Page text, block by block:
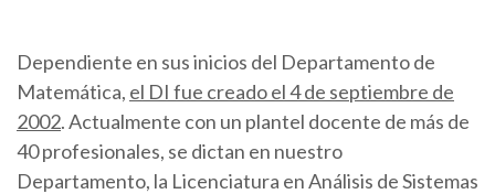
Dependiente en sus inicios del Departamento de
Matemática, el DI fue creado el 4 de septiembre de
2002. Actualmente con un plantel docente de más de
40 profesionales, se dictan en nuestro
Departamento, la Licenciatura en Análisis de Sistemas